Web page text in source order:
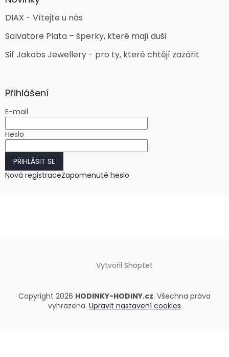
DIAX - Vítejte u nás
Salvatore Plata – šperky, které mají duši
Sif Jakobs Jewellery - pro ty, které chtějí zazářit
Přihlášení
E-mail
Heslo
PŘIHLÁSIT SE
Nová registraceZapomenuté heslo
Vytvořil Shoptet
Copyright 2026 HODINKY-HODINY.cz. Všechna práva
vyhrazena. Upravit nastavení cookies